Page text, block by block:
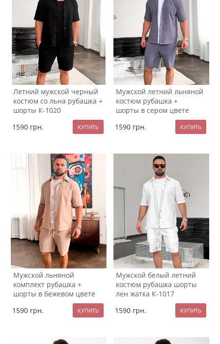
Летний мужской черный
костюм со льна рубашка +
шорты К-1020
1590 грн.
Мужской летний льняной
костюм рубашка +
шорты в сером цвете
1590 грн.
Мужской льняной
комплект рубашка +
шорты в бежевом цвете
1590 грн.
Мужской белый летний
костюм рубашка шорты
лен жатка К-1017
1590 грн.